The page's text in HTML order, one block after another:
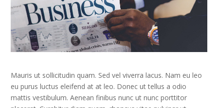
Mauris ut sollicitudin quam. Sed vel viverra lacus. Nam eu leo
eu purus luctus eleifend at at leo. Donec ut tellus a odio
mattis vestibulum. Aenean finibus nunc ut nunc porttitor